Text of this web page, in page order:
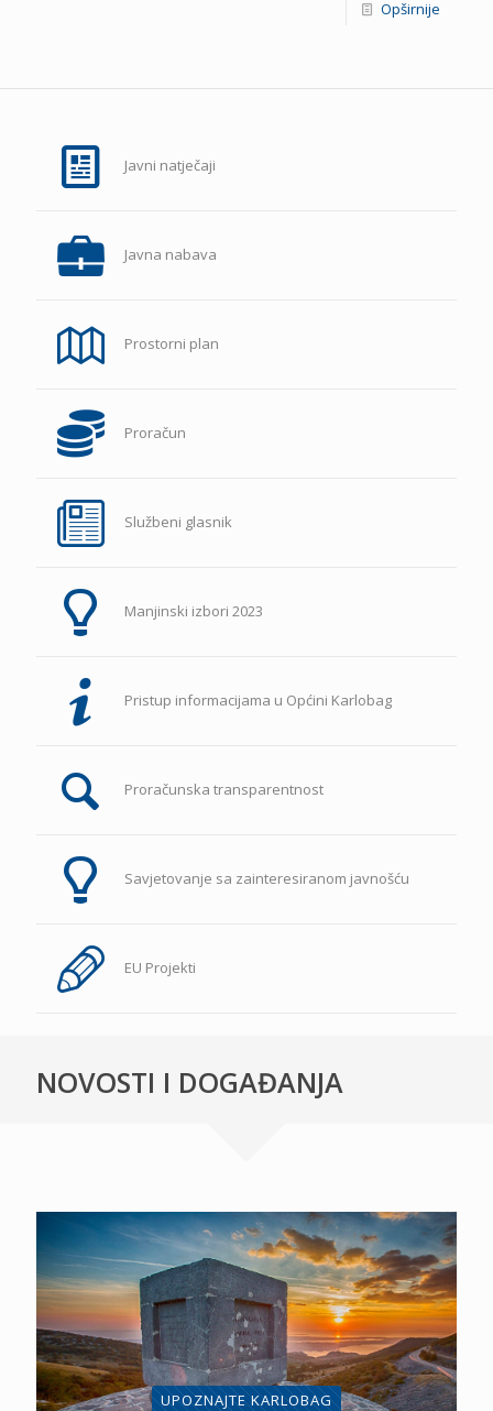
Opširnije
Javni natječaji
Javna nabava
Prostorni plan
Proračun
Službeni glasnik
Manjinski izbori 2023
Pristup informacijama u Općini Karlobag
Proračunska transparentnost
Savjetovanje sa zainteresiranom javnošću
EU Projekti
NOVOSTI I DOGAĐANJA
UPOZNAJTE KARLOBAG